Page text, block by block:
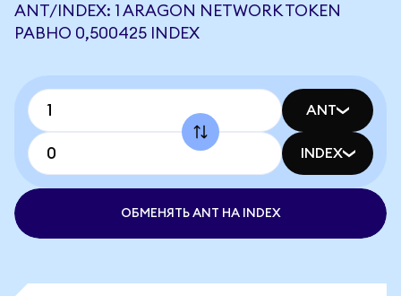
ANT/INDEX: 1 ARAGON NETWORK TOKEN
РАВНО 0,500425 INDEX
ANT
INDEX
ОБМЕНЯТЬ ANT НА INDEX